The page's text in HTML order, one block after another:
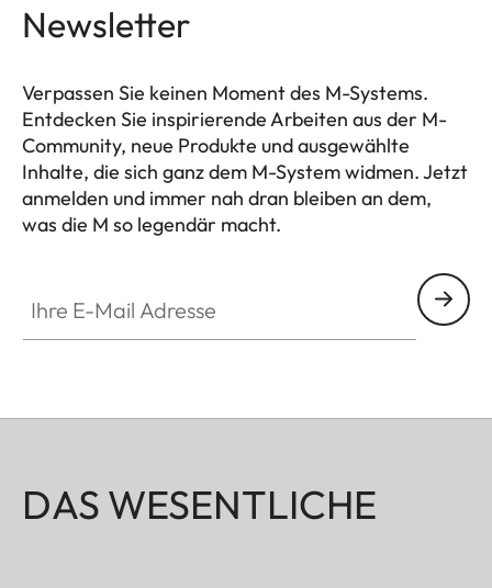
Newsletter
Verpassen Sie keinen Moment des M-Systems.
Entdecken Sie inspirierende Arbeiten aus der M-
Community, neue Produkte und ausgewählte
Inhalte, die sich ganz dem M-System widmen. Jetzt
anmelden und immer nah dran bleiben an dem,
was die M so legendär macht.
DAS WESENTLICHE